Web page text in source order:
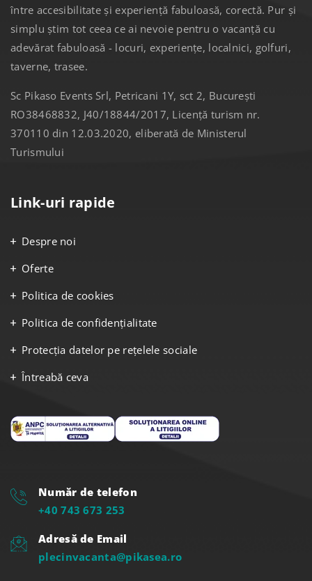
între accesibilitate și experiență fabuloasă, corectă. Pur și
simplu știm tot ceea ce ai nevoie pentru o vacanță cu
adevărat fabuloasă - locuri, experiențe, localnici, golfuri,
taverne, trasee.
Sc Pikaso Events Srl, Petricani 1Y, sct 2, București
RO38468832, J40/18844/2017, Licență turism nr.
370110 din 12.03.2020, eliberată de Ministerul
Turismului
Link-uri rapide
Despre noi
Oferte
Politica de cookies
Politica de confidențialitate
Protecția datelor pe rețelele sociale
Întreabă ceva
Număr de telefon
+40 743 673 253
Adresă de Email
plecinvacanta@pikasea.ro